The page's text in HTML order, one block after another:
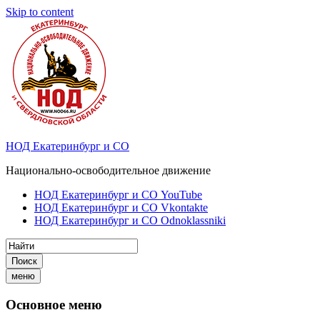
Skip to content
НОД Екатеринбург и СО
Национально-освободительное движение
НОД Екатеринбург и СО YouTube
НОД Екатеринбург и СО Vkontakte
НОД Екатеринбург и СО Odnoklassniki
Поиск
меню
Основное меню